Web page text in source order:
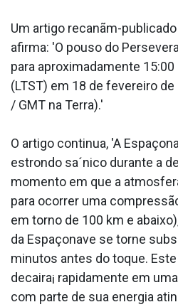
Um artigo recanãm-
afirma: 'O pouso do
para aproximadamente
(LTST) em 18 de fevereiro
/ GMT na Terra).'
O artigo continua, 'A
estrondo sa´nico durante a
momento em que a
para ocorrer uma
em torno de 100 km e
da Espaçonave se torne
minutos antes do toque.
decaira¡ rapidamente em
com parte de sua energia